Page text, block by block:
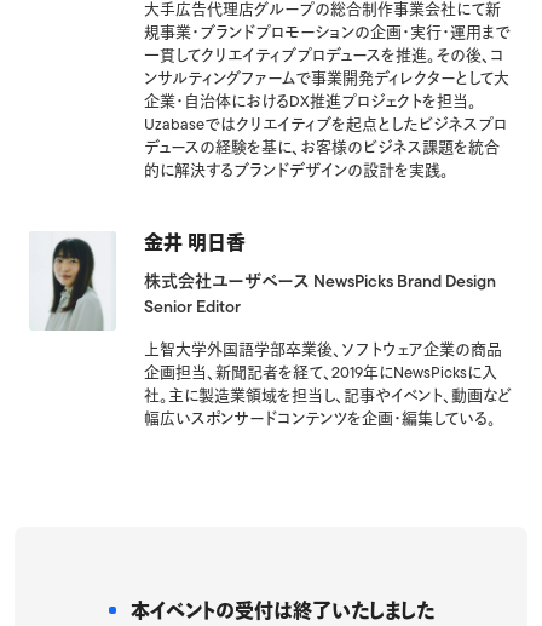
大手広告代理店グループの総合制作事業会社にて新
規事業・ブランドプロモーションの企画・実行・運用まで
一貫してクリエイティブプロデュースを推進。その後、コ
ンサルティングファームで事業開発ディレクターとして大
企業・自治体におけるDX推進プロジェクトを担当。
Uzabaseではクリエイティブを起点としたビジネスプロ
デュースの経験を基に、お客様のビジネス課題を統合
的に解決するブランドデザインの設計を実践。
金井 明日香
株式会社ユーザベース NewsPicks Brand Design
Senior Editor
上智大学外国語学部卒業後、ソフトウェア企業の商品
企画担当、新聞記者を経て、2019年にNewsPicksに入
社。主に製造業領域を担当し、記事やイベント、動画など
幅広いスポンサードコンテンツを企画・編集している。
本イベントの受付は終了いたしました